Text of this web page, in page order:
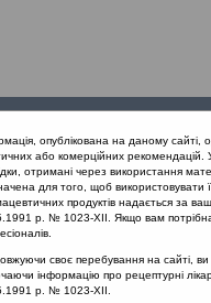
лікування vs.
опублікована на даному
або комерційних рекомендацій.
отримані через використання
для того, щоб використовувати
продуктів надається за
р. № 1023-XII. Якщо вам потрібна
своє перебування на сайті, ви
інформацію про рецептурні
р. № 1023-XII.